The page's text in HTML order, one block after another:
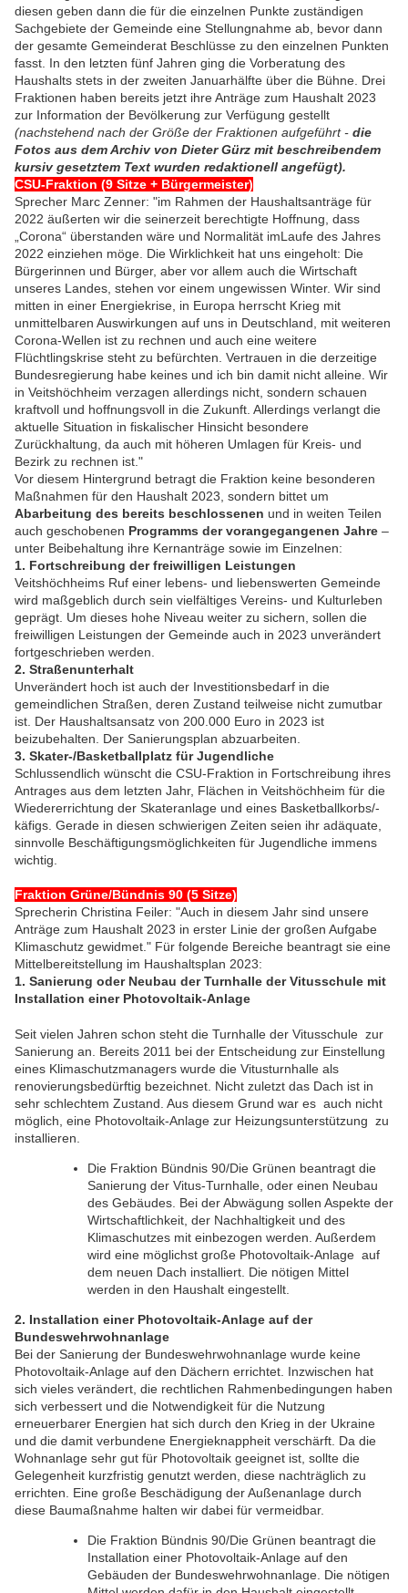
diesen geben dann die für die einzelnen Punkte zuständigen
Sachgebiete der Gemeinde eine Stellungnahme ab, bevor dann
der gesamte Gemeinderat Beschlüsse zu den einzelnen Punkten
fasst. In den letzten fünf Jahren ging die Vorberatung des
Haushalts stets in der zweiten Januarhälfte über die Bühne. Drei
Fraktionen haben bereits jetzt ihre Anträge zum Haushalt 2023
zur Information der Bevölkerung zur Verfügung gestellt
(nachstehend nach der Größe der Fraktionen aufgeführt - die
Fotos aus dem Archiv von Dieter Gürz mit beschreibendem
kursiv gesetztem Text wurden redaktionell angefügt).
CSU-Fraktion (9 Sitze + Bürgermeister)
Sprecher Marc Zenner: "im Rahmen der Haushaltsanträge für
2022 äußerten wir die seinerzeit berechtigte Hoffnung, dass
„Corona“ überstanden wäre und Normalität imLaufe des Jahres
2022 einziehen möge. Die Wirklichkeit hat uns eingeholt: Die
Bürgerinnen und Bürger, aber vor allem auch die Wirtschaft
unseres Landes, stehen vor einem ungewissen Winter. Wir sind
mitten in einer Energiekrise, in Europa herrscht Krieg mit
unmittelbaren Auswirkungen auf uns in Deutschland, mit weiteren
Corona-Wellen ist zu rechnen und auch eine weitere
Flüchtlingskrise steht zu befürchten. Vertrauen in die derzeitige
Bundesregierung habe keines und ich bin damit nicht alleine. Wir
in Veitshöchheim verzagen allerdings nicht, sondern schauen
kraftvoll und hoffnungsvoll in die Zukunft. Allerdings verlangt die
aktuelle Situation in fiskalischer Hinsicht besondere
Zurückhaltung, da auch mit höheren Umlagen für Kreis- und
Bezirk zu rechnen ist."
Vor diesem Hintergrund betragt die Fraktion keine besonderen
Maßnahmen für den Haushalt 2023, sondern bittet um
Abarbeitung des bereits beschlossenen und in weiten Teilen
auch geschobenen Programms der vorangegangenen Jahre –
unter Beibehaltung ihre Kernanträge sowie im Einzelnen:
1. Fortschreibung der freiwilligen Leistungen
Veitshöchheims Ruf einer lebens- und liebenswerten Gemeinde
wird maßgeblich durch sein vielfältiges Vereins- und Kulturleben
geprägt. Um dieses hohe Niveau weiter zu sichern, sollen die
freiwilligen Leistungen der Gemeinde auch in 2023 unverändert
fortgeschrieben werden.
2. Straßenunterhalt
Unverändert hoch ist auch der Investitionsbedarf in die
gemeindlichen Straßen, deren Zustand teilweise nicht zumutbar
ist. Der Haushaltsansatz von 200.000 Euro in 2023 ist
beizubehalten. Der Sanierungsplan abzuarbeiten.
3. Skater-/Basketballplatz für Jugendliche
Schlussendlich wünscht die CSU-Fraktion in Fortschreibung ihres
Antrages aus dem letzten Jahr, Flächen in Veitshöchheim für die
Wiedererrichtung der Skateranlage und eines Basketballkorbs/-
käfigs. Gerade in diesen schwierigen Zeiten seien ihr adäquate,
sinnvolle Beschäftigungsmöglichkeiten für Jugendliche immens
wichtig.
Fraktion Grüne/Bündnis 90 (5 Sitze)
Sprecherin Christina Feiler: "Auch in diesem Jahr sind unsere
Anträge zum Haushalt 2023 in erster Linie der großen Aufgabe
Klimaschutz gewidmet." Für folgende Bereiche beantragt sie eine
Mittelbereitstellung im Haushaltsplan 2023:
1. Sanierung oder Neubau der Turnhalle der Vitusschule mit
Installation einer Photovoltaik-Anlage
Seit vielen Jahren schon steht die Turnhalle der Vitusschule zur
Sanierung an. Bereits 2011 bei der Entscheidung zur Einstellung
eines Klimaschutzmanagers wurde die Vitusturnhalle als
renovierungsbedürftig bezeichnet. Nicht zuletzt das Dach ist in
sehr schlechtem Zustand. Aus diesem Grund war es auch nicht
möglich, eine Photovoltaik-Anlage zur Heizungsunterstützung zu
installieren.
Die Fraktion Bündnis 90/Die Grünen beantragt die
Sanierung der Vitus-Turnhalle, oder einen Neubau
des Gebäudes. Bei der Abwägung sollen Aspekte der
Wirtschaftlichkeit, der Nachhaltigkeit und des
Klimaschutzes mit einbezogen werden. Außerdem
wird eine möglichst große Photovoltaik-Anlage auf
dem neuen Dach installiert. Die nötigen Mittel
werden in den Haushalt eingestellt.
2. Installation einer Photovoltaik-Anlage auf der
Bundeswehrwohnanlage
Bei der Sanierung der Bundeswehrwohnanlage wurde keine
Photovoltaik-Anlage auf den Dächern errichtet. Inzwischen hat
sich vieles verändert, die rechtlichen Rahmenbedingungen haben
sich verbessert und die Notwendigkeit für die Nutzung
erneuerbarer Energien hat sich durch den Krieg in der Ukraine
und die damit verbundene Energieknappheit verschärft. Da die
Wohnanlage sehr gut für Photovoltaik geeignet ist, sollte die
Gelegenheit kurzfristig genutzt werden, diese nachträglich zu
errichten. Eine große Beschädigung der Außenanlage durch
diese Baumaßnahme halten wir dabei für vermeidbar.
Die Fraktion Bündnis 90/Die Grünen beantragt die
Installation einer Photovoltaik-Anlage auf den
Gebäuden der Bundeswehrwohnanlage. Die nötigen